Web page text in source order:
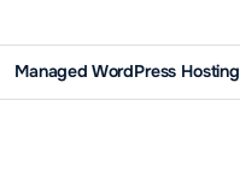
Managed WordPress Hosting